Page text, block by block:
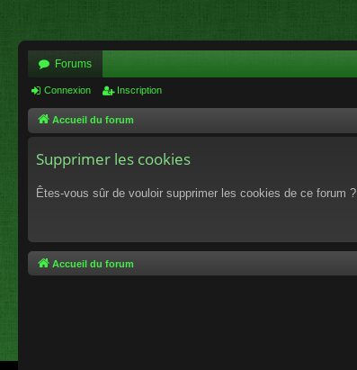
Forums
Connexion Inscription
Accueil du forum
Supprimer les cookies
Êtes-vous sûr de vouloir supprimer les cookies de ce forum ?
Accueil du forum